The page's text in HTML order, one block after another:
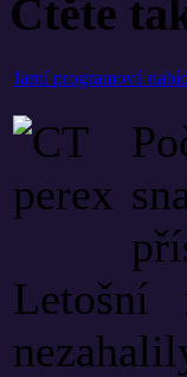
Čtěte
Jarní programová
Letošní